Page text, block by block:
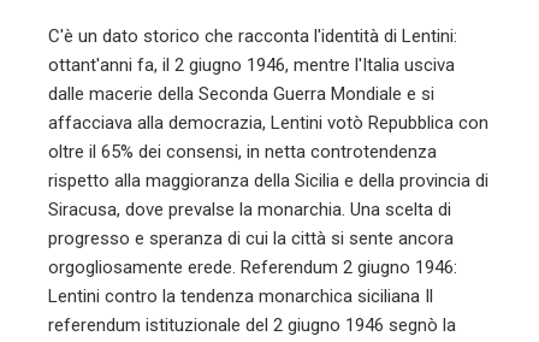
C'è un dato storico che racconta l'identità di Lentini:
ottant'anni fa, il 2 giugno 1946, mentre l'Italia usciva
dalle macerie della Seconda Guerra Mondiale e si
affacciava alla democrazia, Lentini votò Repubblica con
oltre il 65% dei consensi, in netta controtendenza
rispetto alla maggioranza della Sicilia e della provincia di
Siracusa, dove prevalse la monarchia. Una scelta di
progresso e speranza di cui la città si sente ancora
orgogliosamente erede. Referendum 2 giugno 1946:
Lentini contro la tendenza monarchica siciliana Il
referendum istituzionale del 2 giugno 1946 segnò la